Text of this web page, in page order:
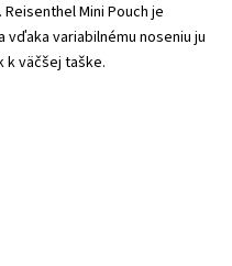
Mini Pouch je
variabilnému noseniu ju
k väčšej taške.